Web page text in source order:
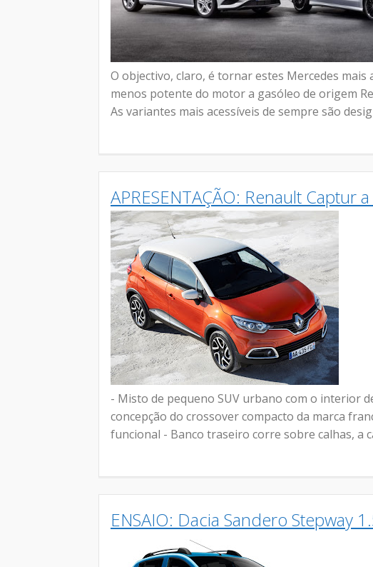
O objectivo, claro, é tornar estes Mercedes
menos potente do motor a gasóleo de origem
As variantes mais acessíveis de sempre são
APRESENTAÇÃO: Renault
- Misto de pequeno SUV urbano com o interior
concepção do crossover compacto da marca
funcional - Banco traseiro corre sobre calhas, a
ENSAIO: Dacia Sandero Stepway